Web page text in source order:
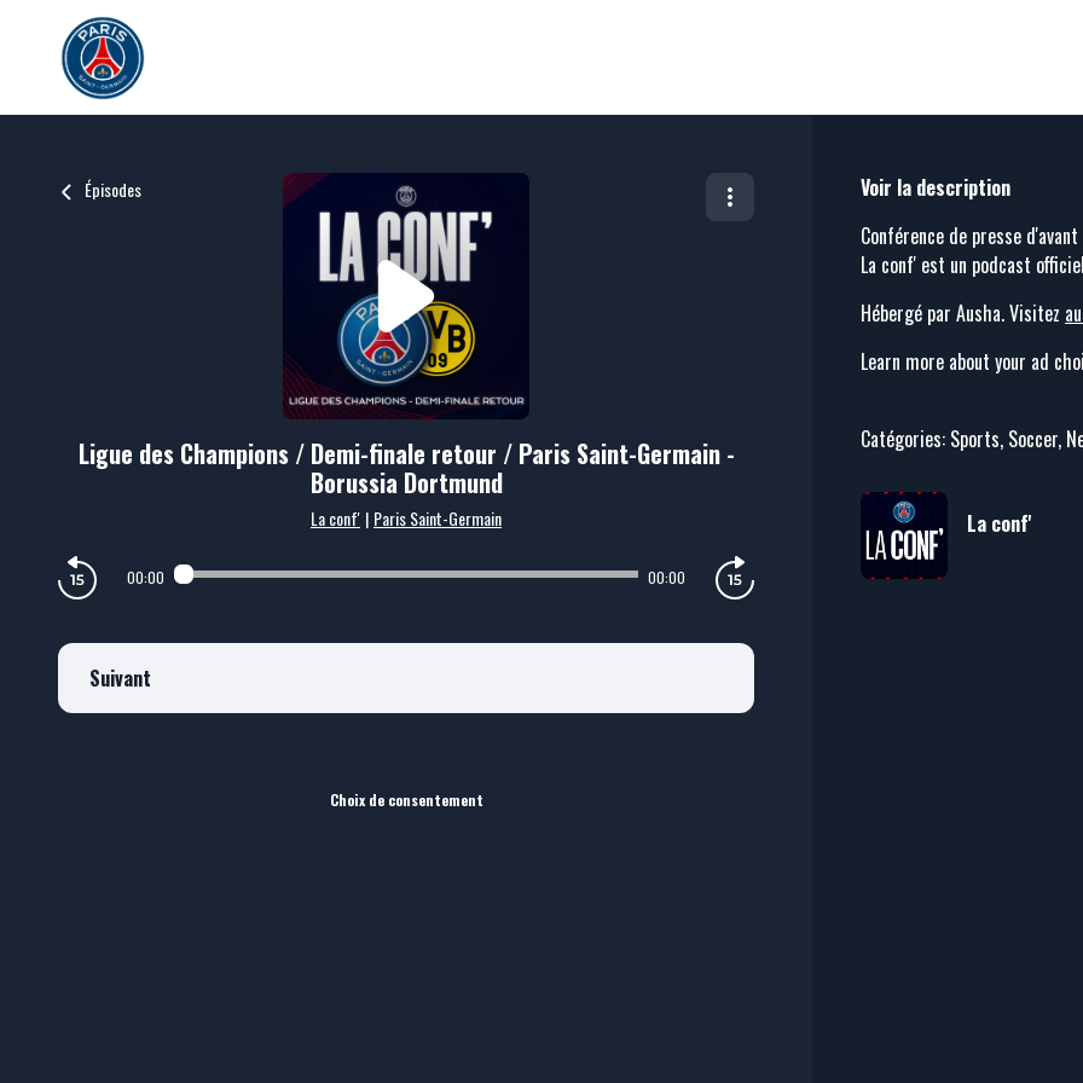
Épisodes
Ligue des Champions / Demi-finale retour / Paris Saint-Germain -
Borussia Dortmund
La conf' | Paris Saint-Germain
00:00 00:00
Suivant
Choix de consentement
Voir la description
Conférence de presse
La conf' est un podcast
Hébergé par Ausha. Visitez
Learn more about your ad
Catégories: Sports, Soccer,
La conf'